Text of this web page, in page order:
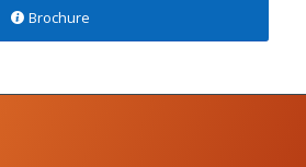
Brochure